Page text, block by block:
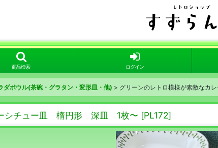
商品検索 ログイン
ダボウル(茶碗・グラタン・変形皿・他) > グリーンのレトロ模様が素敵な
ーシチュー皿 楕円形 深皿 1枚〜 [PL172]